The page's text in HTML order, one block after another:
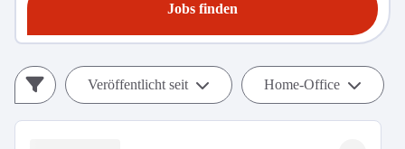
Jobs finden
Veröffentlicht seit Home-Office